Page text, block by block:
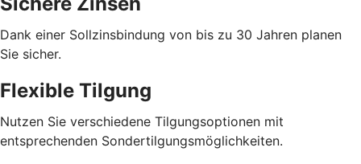
Dank einer Sollzinsbindung von bis zu 30 Jahren planen
Sie sicher.
Flexible Tilgung
Nutzen Sie verschiedene Tilgungsoptionen mit
entsprechenden Sondertilgungsmöglichkeiten.